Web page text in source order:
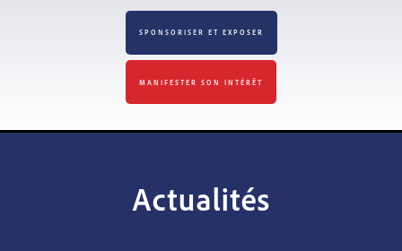
SPONSORISER ET EXPOSER
MANIFESTER SON INTÉRÊT
Actualités